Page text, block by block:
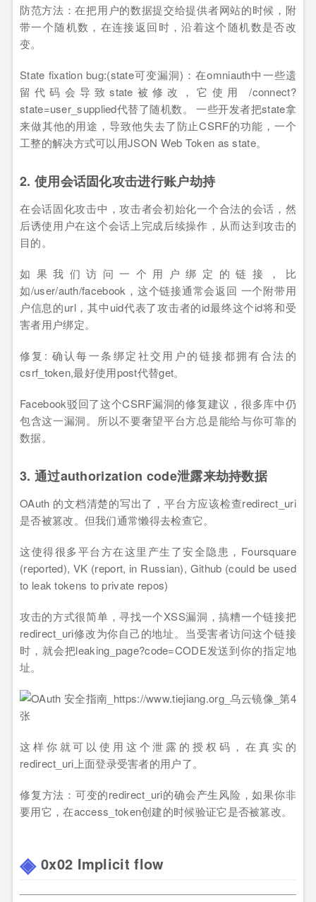
防范方法：在把用户的数据提交给提供者网站的时候，附
带一个随机数，在连接返回时，沿着这个随机数是否改
变。
State fixation bug:(state可变漏洞)：在omniauth中一些遗
留代码会导致state被修改，它使用 /connect?
state=user_supplied代替了随机数。 一些开发者把state拿
来做其他的用途，导致他失去了防止CSRF的功能，一个
工整的解决方式可以用JSON Web Token as state。
2. 使用会话固化攻击进行账户劫持
在会话固化攻击中，攻击者会初始化一个合法的会话，然
后诱使用户在这个会话上完成后续操作，从而达到攻击的
目的。
如果我们访问一个用户绑定的链接，比
如/user/auth/facebook，这个链接通常会返回 一个附带用
户信息的url，其中uid代表了攻击者的id最终这个id将和受
害者用户绑定。
修复: 确认每一条绑定社交用户的链接都拥有合法的
csrf_token,最好使用post代替get。
Facebook驳回了这个CSRF漏洞的修复建议，很多库中仍
包含这一漏洞。所以不要奢望平台方总是能给与你可靠的
数据。
3. 通过authorization code泄露来劫持数据
OAuth 的文档清楚的写出了，平台方应该检查redirect_uri
是否被篡改。但我们通常懒得去检查它。
这使得很多平台方在这里产生了安全隐患，Foursquare
(reported), VK (report, in Russian), Github (could be used
to leak tokens to private repos)
攻击的方式很简单，寻找一个XSS漏洞，搞糟一个链接把
redirect_uri修改为你自己的地址。当受害者访问这个链接
时，就会把leaking_page?code=CODE发送到你的指定地
址。
这样你就可以使用这个泄露的授权码，在真实的
redirect_uri上面登录受害者的用户了。
修复方法：可变的redirect_uri的确会产生风险，如果你非
要用它，在access_token创建的时候验证它是否被篡改。
0x02 Implicit flow